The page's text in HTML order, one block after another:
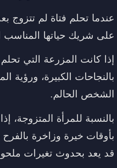
عندما تحلم فتاة لم تتزوج
على شريك حياتها
إذا كانت المزرعة التي
بالنجاحات الكبيرة، ورؤية
الشخص الحالم.
بالنسبة للمرأة
بأوقات خيرة وزاخرة
قد يعد بحدوث تغيرات